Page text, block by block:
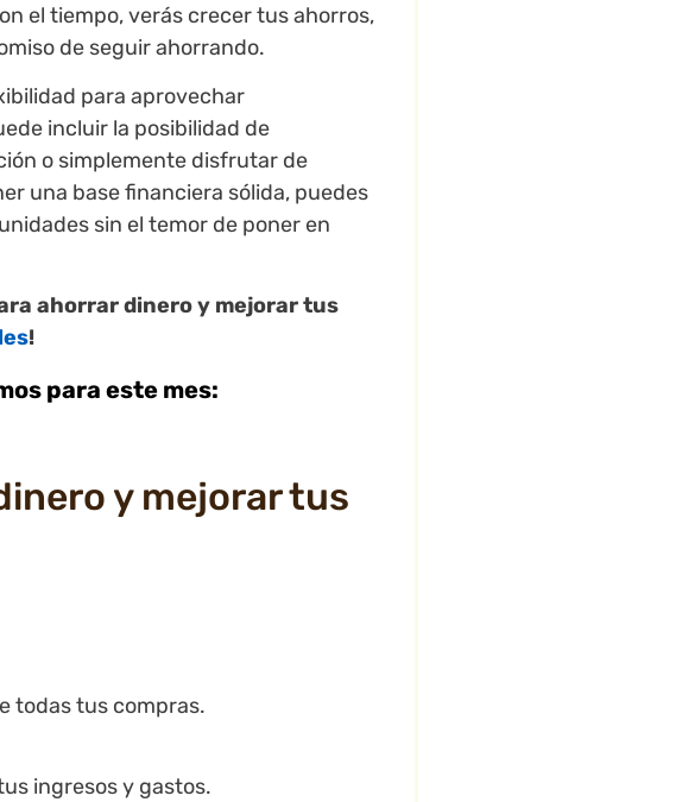
el tiempo, verás crecer tus ahorros,
de seguir ahorrando.
para aprovechar
incluir la posibilidad de
o simplemente disfrutar de
una base financiera sólida, puedes
sin el temor de poner en
ahorrar dinero y mejorar tus
!
para este mes:
y mejorar tus
todas tus compras.
ingresos y gastos.